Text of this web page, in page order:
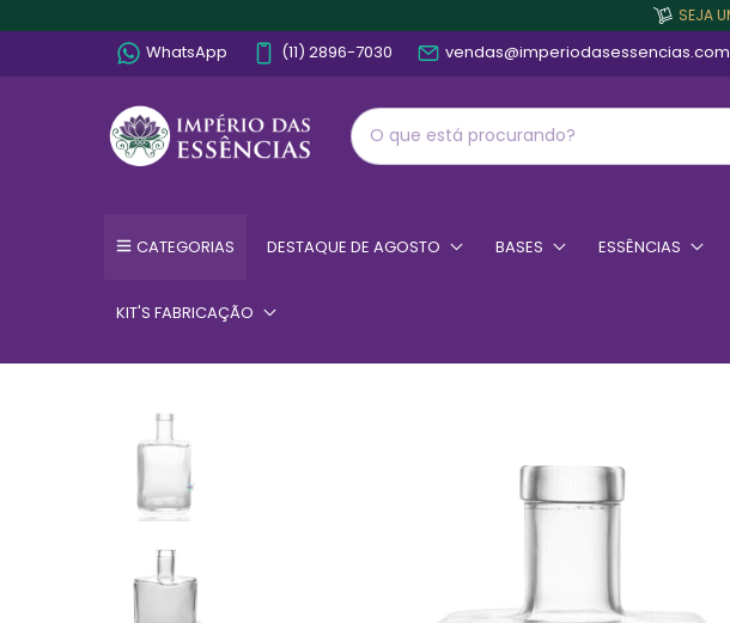
SEJA
WhatsApp (11) 2896-7030
CATEGORIAS DESTAQUE DE AGOSTO BASES ESSÊNCIAS
KIT'S FABRICAÇÃO